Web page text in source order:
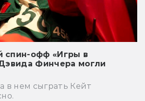
спин-офф «Игры в
Финчера могли
в нем сыграть Кейт